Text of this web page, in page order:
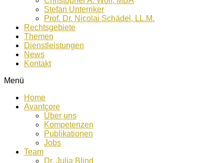
Stefan Unterriker
Prof. Dr. Nicolai Schädel, LL.M.
Rechtsgebiete
Themen
Dienstleistungen
News
Kontakt
Menü
Home
Avantcore
Über uns
Kompetenzen
Publikationen
Jobs
Team
Dr. Julia Blind